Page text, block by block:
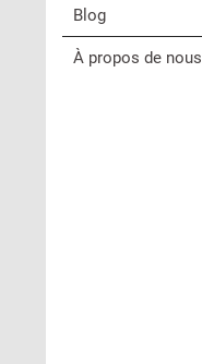
Blog
À propos de nous